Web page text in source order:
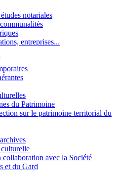
notariales
entreprises...
du Patrimoine
sur le patrimoine territorial du
collaboration avec la Société
et du Gard